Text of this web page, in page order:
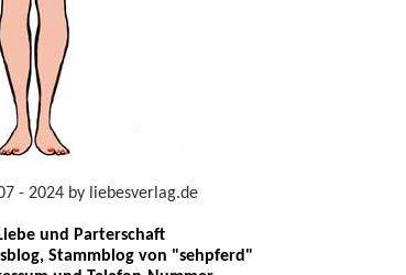
- 2024 by liebesverlag.de
und Parterschaft
Stammblog von "sehpferd"